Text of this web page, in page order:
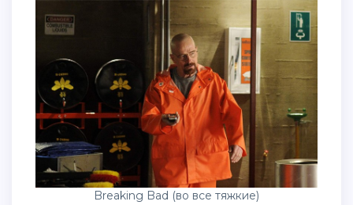
Breaking Bad (во все тяжкие)